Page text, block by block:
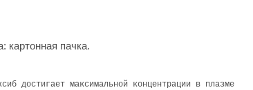
картонная пачка.
достигает максимальной концентрации в плазме